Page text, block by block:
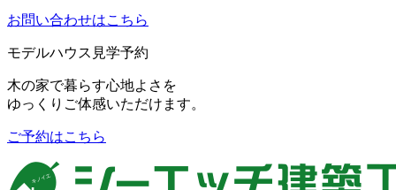
お問い合わせはこちら
モデルハウス見学予約
木の家で暮らす心地よさを
ゆっくりご体感いただけます。
ご予約はこちら